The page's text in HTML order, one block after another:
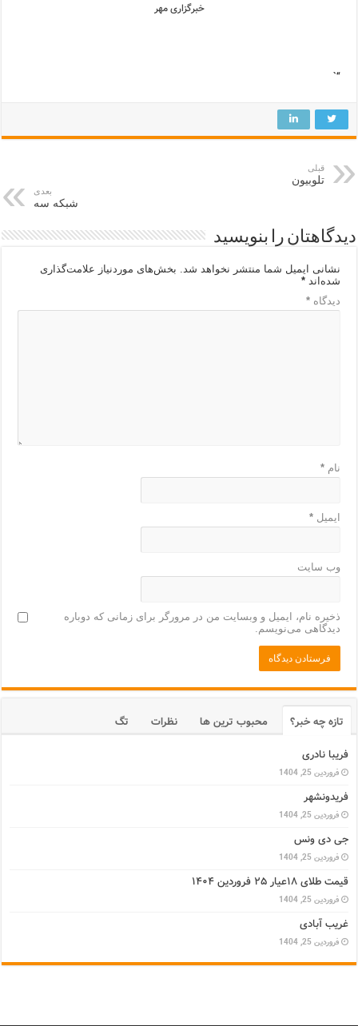
خبرگزاری مهر
“`
قبلی
تلوبیون
بعدی
شبکه سه
دیدگاهتان را بنویسید
نشانی ایمیل شما منتشر نخواهد شد. بخش‌های موردنیاز علامت‌گذاری
شده‌اند*
دیدگاه*
نام*
ایمیل*
وب‌ سایت
ذخیره نام، ایمیل و وبسایت من در مرورگر برای زمانی که دوباره
دیدگاهی می‌نویسم.
تازه چه خبر؟ محبوب ترین ها نظرات
تگ
فریبا نادری
فروردین 25, 1404
فریدونشهر
فروردین 25, 1404
جی دی ونس
فروردین 25, 1404
قیمت طلای ۱۸عیار ۲۵ فروردین ۱۴۰۴
فروردین 25, 1404
غریب آبادی
فروردین 25, 1404